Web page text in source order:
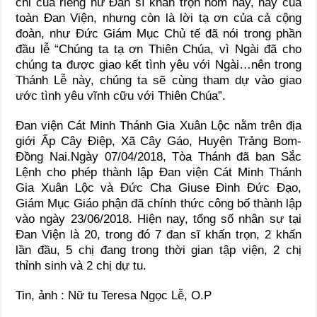
toàn Đan Viện, nhưng còn là lời tạ ơn của cả cộng
đoàn, như Đức Giám Mục Chủ tế đã nói trong phần
đầu lễ “Chúng ta tạ ơn Thiên Chúa, vì Ngài đã cho
chúng ta được giao kết tình yêu với Ngài…nên trong
Thánh Lễ này, chúng ta sẽ cùng tham dự vào giao
ước tình yêu vĩnh cữu với Thiên Chúa”.
Đan viện Cát Minh Thánh Gia Xuân Lộc nằm trên địa
giới Ấp Cây Điệp, Xã Cây Gáo, Huyện Trảng Bom-
Đồng Nai.Ngày 07/04/2018, Tòa Thánh đã ban Sắc
Lệnh cho phép thành lập Đan viện Cát Minh Thánh
Gia Xuân Lộc và Đức Cha Giuse Đinh Đức Đạo,
Giám Mục Giáo phận đã chính thức công bố thành lập
vào ngày 23/06/2018. Hiện nay, tổng số nhân sự tại
Đan Viện là 20, trong đó 7 đan sĩ khấn trọn, 2 khấn
lần đầu, 5 chị đang trong thời gian tập viện, 2 chị
thỉnh sinh và 2 chị dự tu.
Tin, ảnh : Nữ tu Teresa Ngọc Lễ, O.P